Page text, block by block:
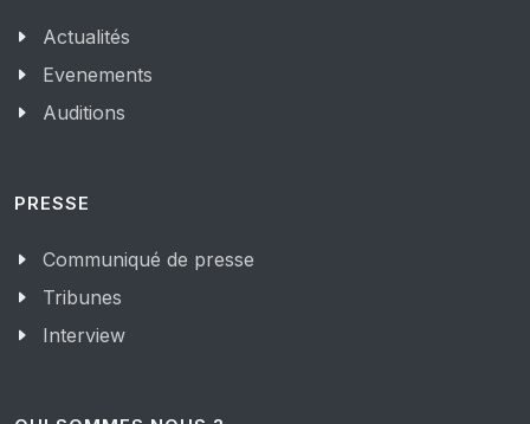
Actualités
Evenements
Auditions
PRESSE
Communiqué de presse
Tribunes
Interview